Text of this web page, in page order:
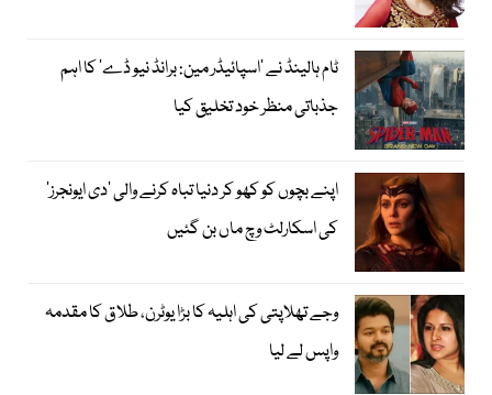
ٹام ہالینڈ نے ’اسپائیڈر مین: برانڈ نیو ڈے‘ کا اہم
جذباتی منظر خود تخلیق کیا
اپنے بچوں کو کھو کر دنیا تباہ کرنے والی ’دی ایونجرز‘
کی اسکارلٹ وچ ماں بن گئیں
وجے تھلاپتی کی اہلیہ کا بڑا یوٹرن، طلاق کا مقدمہ
واپس لے لیا